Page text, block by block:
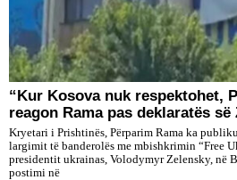
“Kur Kosova nuk respektohet,
reagon Rama pas deklaratës
Kryetari i Prishtinës, Përparim Rama ka
largimit të banderolës me mbishkrimin “Free
presidentit ukrainas, Volodymyr Zelensky, në
postimi në